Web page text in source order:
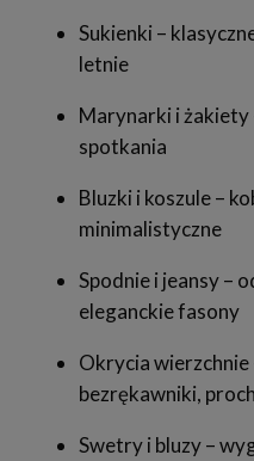
Sukienki –
letnie
Marynarki i żakiety
spotkania
Bluzki i koszule –
minimalistyczne
Spodnie i jeansy –
eleganckie fasony
Okrycia wierzchnie
bezrękawniki,
Swetry i bluzy –